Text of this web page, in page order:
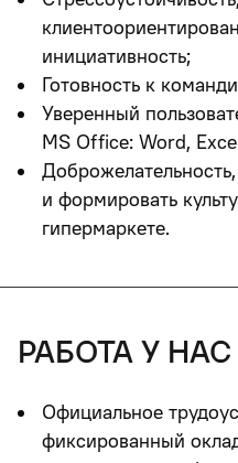
инициативность;
Готовность к
Уверенный
MS Office: Word,
и формировать
гипермаркете.
работа у нас
Официальное
фиксированный